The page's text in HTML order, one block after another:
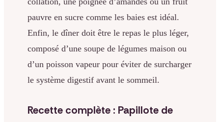
pauvre en sucre comme les baies est idéal.
Enfin, le dîner doit être le repas le plus léger,
composé d’une soupe de légumes maison ou
d’un poisson vapeur pour éviter de surcharger
le système digestif avant le sommeil.
Recette complète : Papillote de